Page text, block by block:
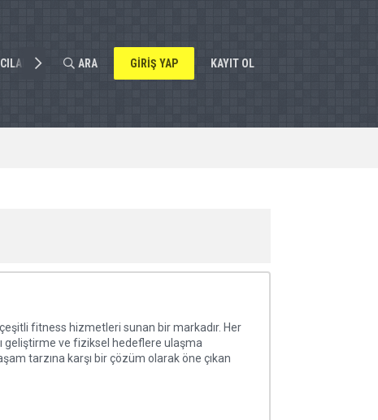
GIRIŞ YAP KAYIT OL
ARA
fitness hizmetleri sunan bir markadır. Her
geliştirme ve fiziksel hedeflere ulaşma
tarzına karşı bir çözüm olarak öne çıkan